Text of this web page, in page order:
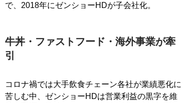
で、2018年にゼンショーHDが子会社化。
牛丼・ファストフード・海外事業が牽
引
コロナ禍では大手飲食チェーン各社が業績悪化に
苦しむ中、ゼンショーHDは営業利益の黒字を維